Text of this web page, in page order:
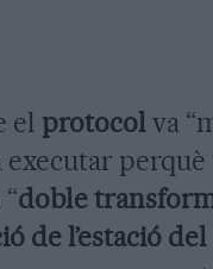
el protocolva
executar
doble
de l’estació del